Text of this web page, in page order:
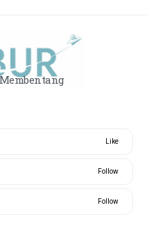
Like
Follow
Follow